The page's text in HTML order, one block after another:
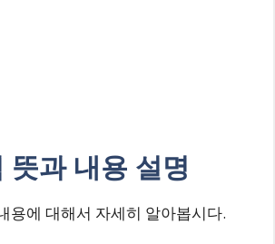
뜻과 내용 설명
용에 대해서 자세히 알아봅시다.